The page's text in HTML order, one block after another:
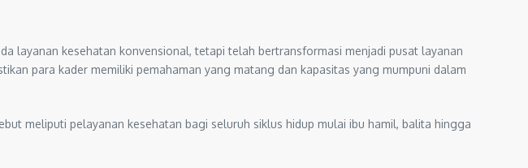
layanan kesehatan konvensional, tetapi telah bertransformasi menjadi pusat layanan
para kader memiliki pemahaman yang matang dan kapasitas yang mumpuni dalam
meliputi pelayanan kesehatan bagi seluruh siklus hidup mulai ibu hamil, balita hingga